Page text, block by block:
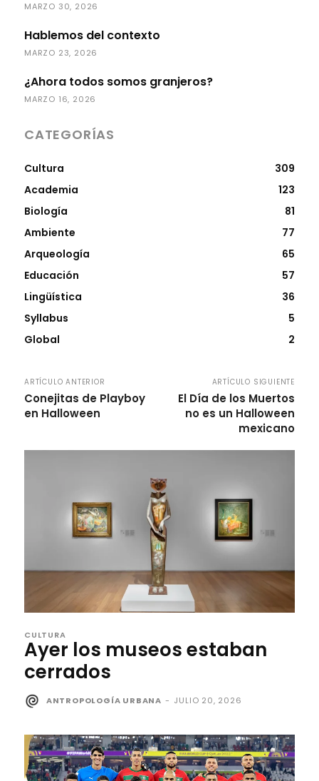
MARZO 30, 2026
Hablemos del contexto
MARZO 23, 2026
¿Ahora todos somos granjeros?
MARZO 16, 2026
CATEGORÍAS
Cultura
309
Academia
123
Biología
81
Ambiente
77
Arqueología
65
Educación
57
Lingüística
36
Syllabus
5
Global
2
ARTÍCULO ANTERIOR
Conejitas de Playboy
en Halloween
ARTÍCULO SIGUIENTE
El Día de los Muertos
no es un Halloween
mexicano
CULTURA
Ayer los museos estaban
cerrados
ANTROPOLOGÍA URBANA - JULIO 20, 2026